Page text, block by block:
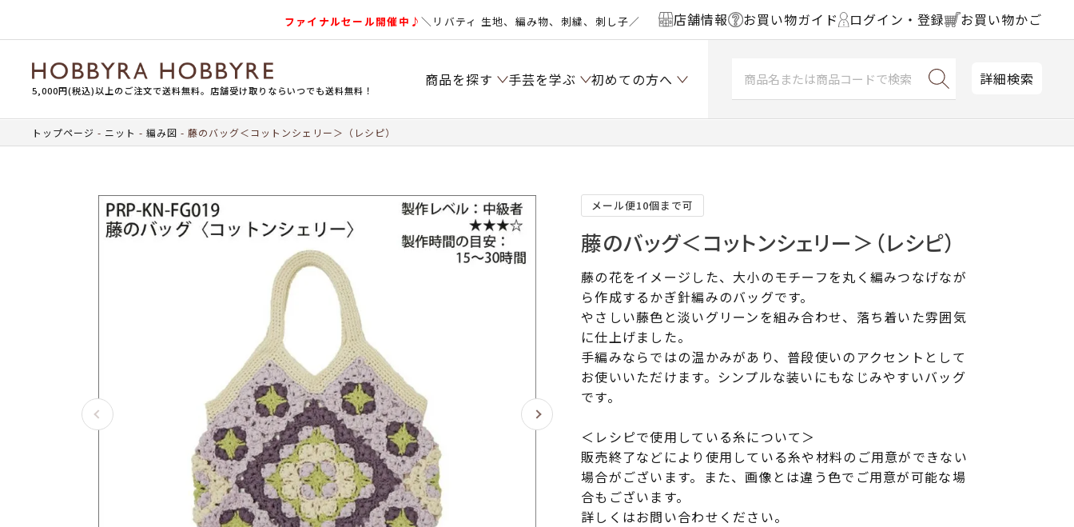
ファイナルセール開催中♪＼リバティ 生地、編み物、刺繍、刺し子／ 店舗情報 お買い物ガイド ログイン・登録 お買い物かご
5,000円(税込)以上のご注文で送料無料。店舗受け取りならいつでも送料無料！
商品を探す 手芸を学ぶ 初めての方へ 詳細検索
トップページ ニット 編み図 藤のバッグ＜コットンシェリー＞（レシピ）
メール便10個まで可
藤のバッグ＜コットンシェリー＞（レシピ）
藤の花をイメージした、大小のモチーフを丸く編みつなげなが
ら作成するかぎ針編みのバッグです。
やさしい藤色と淡いグリーンを組み合わせ、落ち着いた雰囲気
に仕上げました。
手編みならではの温かみがあり、普段使いのアクセントとして
お使いいただけます。シンプルな装いにもなじみやすいバッグ
です。
＜レシピで使用している糸について＞
販売終了などにより使用している糸や材料のご用意ができない
場合がございます。また、画像とは違う色でご用意が可能な場
合もございます。
詳しくはお問い合わせください。